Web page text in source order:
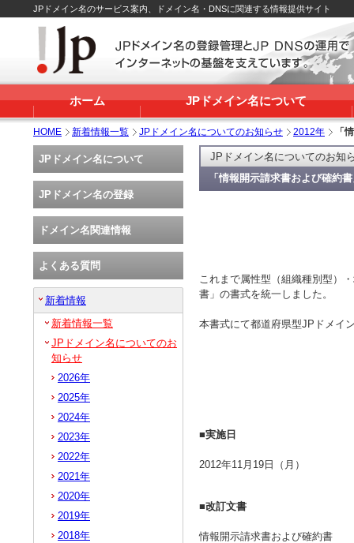
JPドメイン名のサービス案内、ドメイン名・DNSに関連する情報提供サイト
ホーム JPドメイン名について
HOME 新着情報一覧 JPドメイン名についてのお知らせ 2012年 「
JPドメイン名についてのお知
「情報開示請求書および確約
これまで属性型（組織種別型）
書」の書式を統一しました。
本書式にて都道府県型JPドメイ
■実施日
2012年11月19日（月）
■改訂文書
情報開示請求書および確約書
JPドメイン名について
JPドメイン名の登録
ドメイン名関連情報
よくある質問
新着情報
新着情報一覧
JPドメイン名についてのお
知らせ
2026年
2025年
2024年
2023年
2022年
2021年
2020年
2019年
2018年